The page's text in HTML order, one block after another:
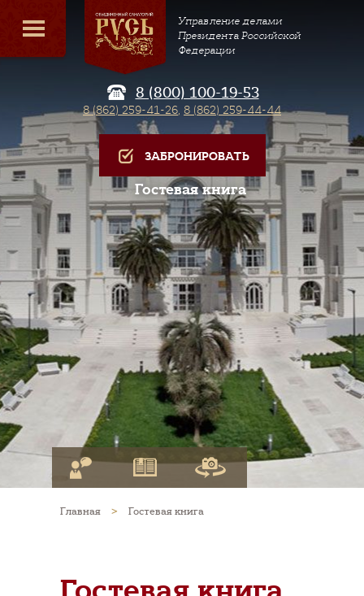
Управление делами
Президента Российской
Федерации
8 (800) 100-19-53
8 (862) 259-41-26, 8 (862) 259-44-44
ЗАБРОНИРОВАТЬ
Гостевая книга
Главная > Гостевая книга